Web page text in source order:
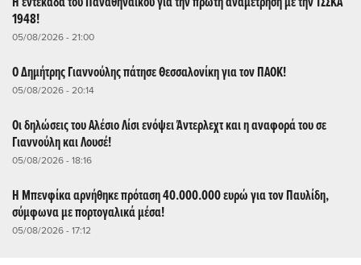
1948!
05/08/2026 - 21:00
Ο Δημήτρης Γιαννούλης πάτησε Θεσσαλονίκη για τον ΠΑΟΚ!
05/08/2026 - 20:14
Οι δηλώσεις του Αλέσιο Λίσι ενόψει Άντερλεχτ και η αναφορά του σε
Γιαννούλη και Λουσέ!
05/08/2026 - 18:16
Η Μπενφίκα αρνήθηκε πρόταση 40.000.000 ευρώ για τον Παυλίδη,
σύμφωνα με πορτογαλικά μέσα!
05/08/2026 - 17:12